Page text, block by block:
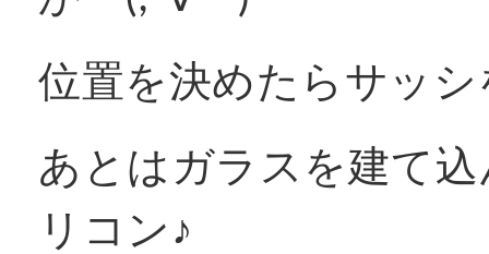
お問い合わせ
位置を決めたらサッ
あとはガラスを建て
リコン♪